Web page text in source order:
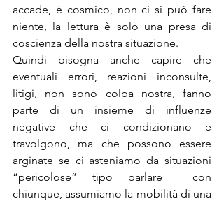
accade, è cosmico, non ci si può fare
niente, la lettura è solo una presa di
coscienza della nostra situazione.
Quindi bisogna anche capire che
eventuali errori, reazioni inconsulte,
litigi, non sono colpa nostra, fanno
parte di un insieme di influenze
negative che ci condizionano e
travolgono, ma che possono essere
arginate se ci asteniamo da situazioni
“pericolose” tipo parlare  con
chiunque, assumiamo la mobilità di una